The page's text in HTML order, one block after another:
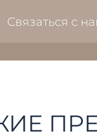
Связаться с